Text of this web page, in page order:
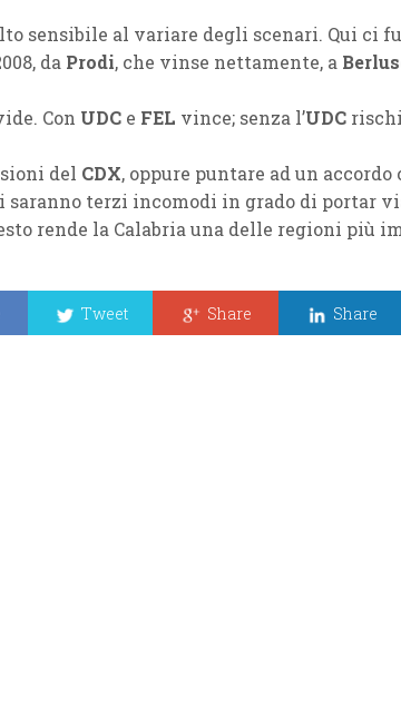
sensibile al variare degli scenari. Qui ci
da Prodi, che vinse nettamente, a
Con UDC e FEL vince; senza l’UDC
del CDX, oppure puntare ad un accordo
saranno terzi incomodi in grado di portar
rende la Calabria una delle regioni più
Tweet Share Share